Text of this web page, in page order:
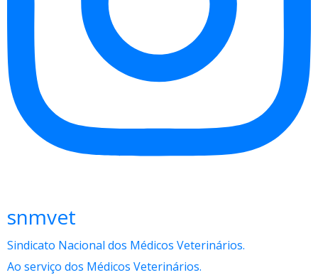
snmvet
Sindicato Nacional dos Médicos Veterinários.
Ao serviço dos Médicos Veterinários.